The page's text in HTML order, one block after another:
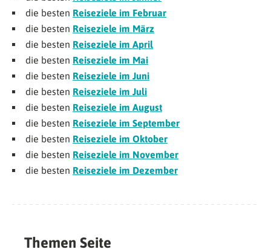
die besten Reiseziele im Februar
die besten Reiseziele im März
die besten Reiseziele im April
die besten Reiseziele im Mai
die besten Reiseziele im Juni
die besten Reiseziele im Juli
die besten Reiseziele im August
die besten Reiseziele im September
die besten Reiseziele im Oktober
die besten Reiseziele im November
die besten Reiseziele im Dezember
Themen Seite